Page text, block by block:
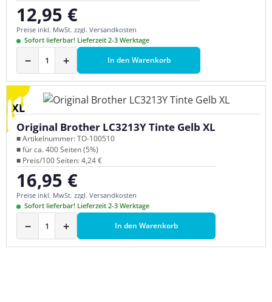
Regulärer Preis:
12,95 €
Preise inkl. MwSt. zzgl. Versandkosten
Sofort lieferbar! Lieferzeit 2-3 Werktage
− + In den Warenkorb
XL
Original Brother LC3213Y Tinte Gelb XL
■ Artikelnummer: TO-100510
■ für ca. 400 Seiten (5%)
■ Preis/100 Seiten: 4,24 €
Regulärer Preis:
16,95 €
Preise inkl. MwSt. zzgl. Versandkosten
Sofort lieferbar! Lieferzeit 2-3 Werktage
− + In den Warenkorb